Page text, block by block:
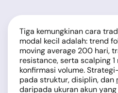
Tiga kemungkinan cara
modal kecil adalah: trend
moving average 200 hari,
resistance, serta scalping
konfirmasi volume.
pada struktur, disiplin, dan
daripada ukuran akun yang